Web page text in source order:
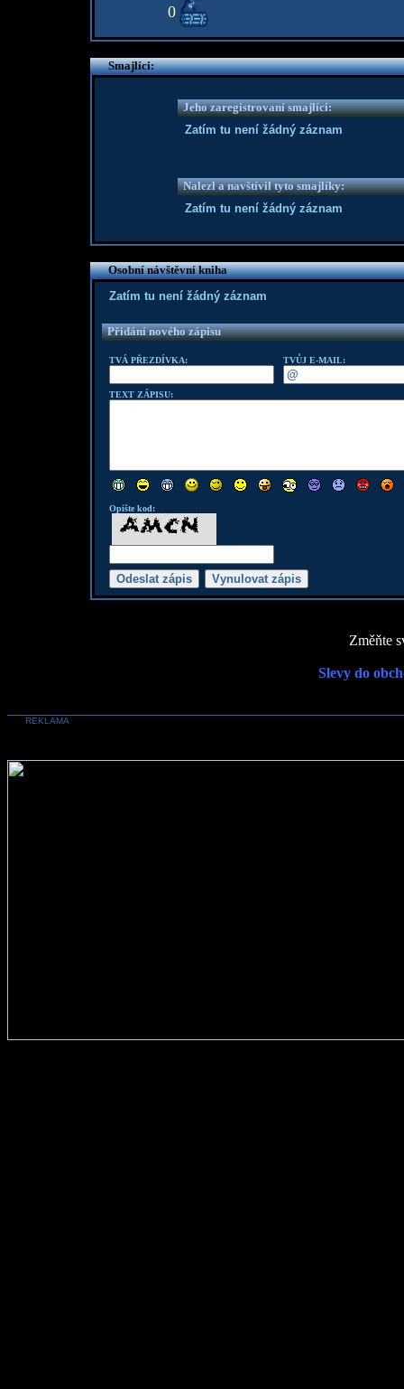
0
Smajlíci:
Jeho zaregistrovaní smajlíci:
Zatím tu není žádný záznam
Nalezl a navštívil tyto smajlíky:
Zatím tu není žádný záznam
Osobní návštěvní kniha
Zatím tu není žádný záznam
Přidání nového zápisu
TVÁ PŘEZDÍVKA: TVŮJ E-MAIL:
TEXT ZÁPISU:
Opište kod:
Změňte
Slevy do
REKLAMA